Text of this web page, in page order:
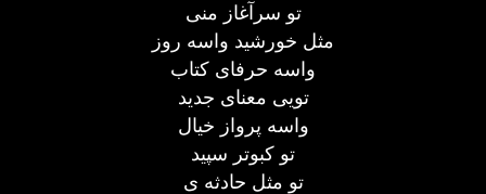
تو سرآغاز منی
مثل خورشید واسه روز
واسه حرفای کتاب
تویی معنای جدید
واسه پرواز خیال
تو کبوتر سپید
تو مثل حادثه ی